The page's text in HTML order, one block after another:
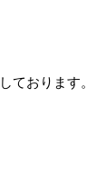
ております。